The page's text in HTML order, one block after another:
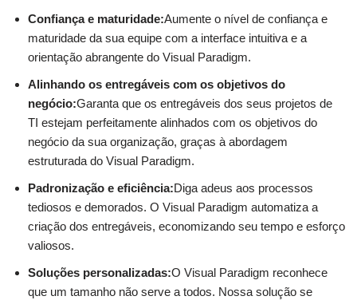
Confiança e maturidade:Aumente o nível de confiança e
maturidade da sua equipe com a interface intuitiva e a
orientação abrangente do Visual Paradigm.
Alinhando os entregáveis com os objetivos do
negócio:Garanta que os entregáveis dos seus projetos de
TI estejam perfeitamente alinhados com os objetivos do
negócio da sua organização, graças à abordagem
estruturada do Visual Paradigm.
Padronização e eficiência:Diga adeus aos processos
tediosos e demorados. O Visual Paradigm automatiza a
criação dos entregáveis, economizando seu tempo e esforço
valiosos.
Soluções personalizadas:O Visual Paradigm reconhece
que um tamanho não serve a todos. Nossa solução se